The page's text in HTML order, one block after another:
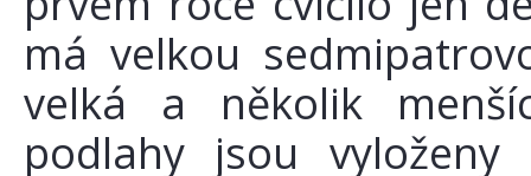
má velkou
velká a několik
podlahy jsou